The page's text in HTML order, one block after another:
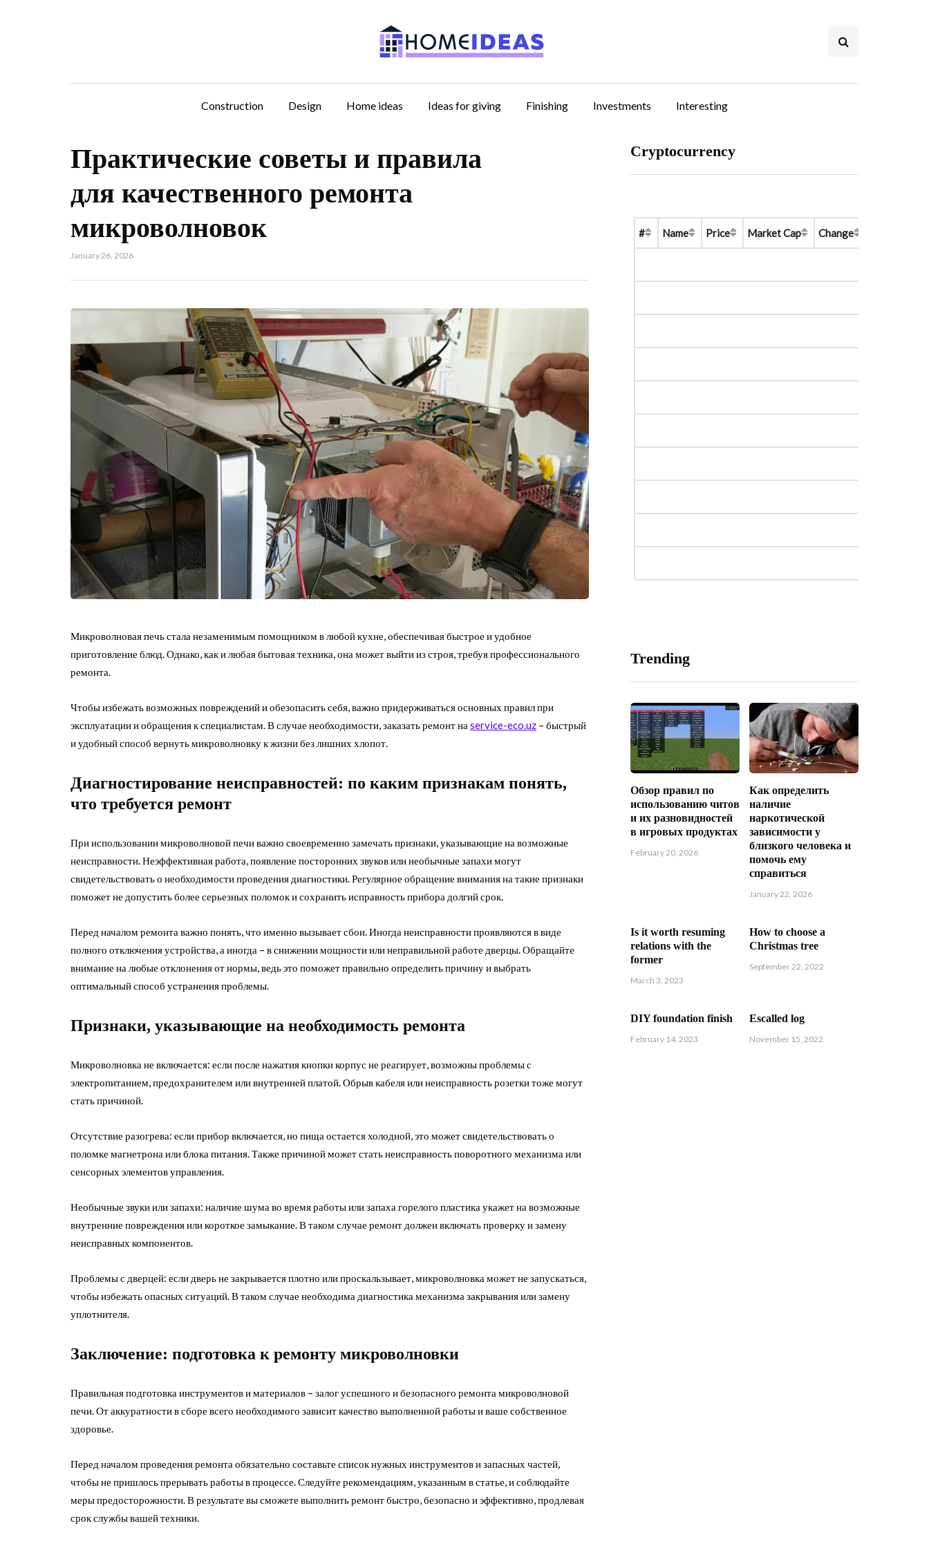
Construction Design Home ideas Ideas for giving Finishing Investments Interesting
Практические советы и правила
для качественного ремонта
микроволновок
January 26, 2026
Микроволновая печь стала незаменимым помощником в любой кухне, обеспечивая быстрое и удобное
приготовление блюд. Однако, как и любая бытовая техника, она может выйти из строя, требуя профессионального
ремонта.
Чтобы избежать возможных повреждений и обезопасить себя, важно придерживаться основных правил при
эксплуатации и обращения к специалистам. В случае необходимости, заказать ремонт на service-eco.uz – быстрый
и удобный способ вернуть микроволновку к жизни без лишних хлопот.
Диагностирование неисправностей: по каким признакам понять,
что требуется ремонт
При использовании микроволновой печи важно своевременно замечать признаки, указывающие на возможные
неисправности. Неэффективная работа, появление посторонних звуков или необычные запахи могут
свидетельствовать о необходимости проведения диагностики. Регулярное обращение внимания на такие признаки
поможет не допустить более серьезных поломок и сохранить исправность прибора долгий срок.
Перед началом ремонта важно понять, что именно вызывает сбои. Иногда неисправности проявляются в виде
полного отключения устройства, а иногда – в снижении мощности или неправильной работе дверцы. Обращайте
внимание на любые отклонения от нормы, ведь это поможет правильно определить причину и выбрать
оптимальный способ устранения проблемы.
Признаки, указывающие на необходимость ремонта
Микроволновка не включается: если после нажатия кнопки корпус не реагирует, возможны проблемы с
электропитанием, предохранителем или внутренней платой. Обрыв кабеля или неисправность розетки тоже могут
стать причиной.
Отсутствие разогрева: если прибор включается, но пища остается холодной, это может свидетельствовать о
поломке магнетрона или блока питания. Также причиной может стать неисправность поворотного механизма или
сенсорных элементов управления.
Необычные звуки или запахи: наличие шума во время работы или запаха горелого пластика укажет на возможные
внутренние повреждения или короткое замыкание. В таком случае ремонт должен включать проверку и замену
неисправных компонентов.
Проблемы с дверцей: если дверь не закрывается плотно или проскальзывает, микроволновка может не запускаться,
чтобы избежать опасных ситуаций. В таком случае необходима диагностика механизма закрывания или замену
уплотнителя.
Заключение: подготовка к ремонту микроволновки
Правильная подготовка инструментов и материалов – залог успешного и безопасного ремонта микроволновой
печи. От аккуратности в сборе всего необходимого зависит качество выполненной работы и ваше собственное
здоровье.
Перед началом проведения ремонта обязательно составьте список нужных инструментов и запасных частей,
чтобы не пришлось прерывать работы в процессе. Следуйте рекомендациям, указанным в статье, и соблюдайте
меры предосторожности. В результате вы сможете выполнить ремонт быстро, безопасно и эффективно, продлевая
срок службы вашей техники.
Cryptocurrency
# Name Price Market Cap Change
Trending
Обзор правил по
использованию читов
и их разновидностей
в игровых продуктах
February 20, 2026
Как определить
наличие
наркотической
зависимости у
близкого человека и
помочь ему
справиться
January 22, 2026
Is it worth resuming
relations with the
former
March 3, 2023
How to choose a
Christmas tree
September 22, 2022
DIY foundation finish
February 14, 2023
Escalled log
November 15, 2022